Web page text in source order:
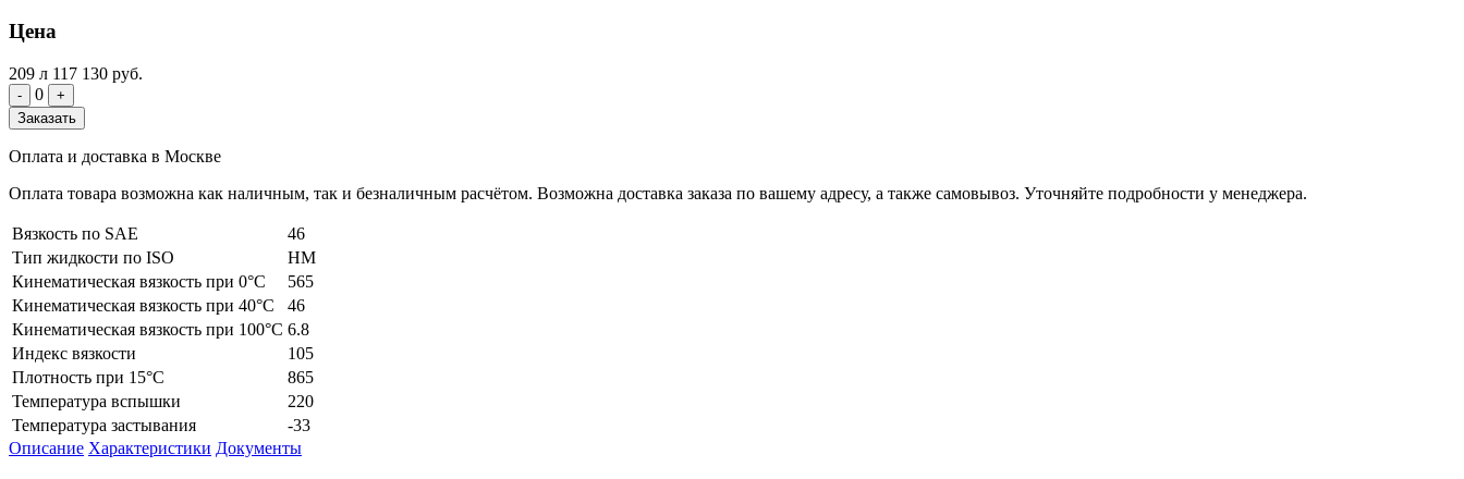
Цена
209 л 117 130 руб.
- 0
+
Заказать
Оплата и доставка в Москве
Оплата товара возможна как наличным, так и безналичным расчётом. Возможна доставка заказа по вашему адресу, а также самовывоз. Уточняйте подробности у менеджера.
Вязкость по SAE
46
Тип жидкости по ISO
HM
Кинематическая вязкость при 0°C
565
Кинематическая вязкость при 40°C
46
Кинематическая вязкость при 100°C 6.8
Индекс вязкости
105
Плотность при 15°C
865
Температура вспышки
220
Температура застывания
-33
Описание Характеристики Документы